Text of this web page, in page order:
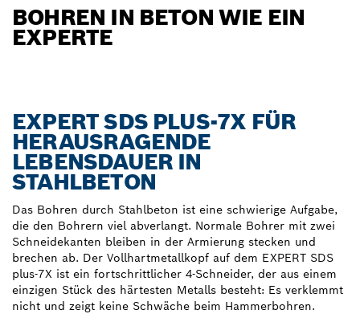
BOHREN IN BETON WIE EIN
EXPERTE
EXPERT SDS PLUS-7X FÜR
HERAUSRAGENDE
LEBENSDAUER IN
STAHLBETON
Das Bohren durch Stahlbeton ist eine schwierige Aufgabe,
die den Bohrern viel abverlangt. Normale Bohrer mit zwei
Schneidekanten bleiben in der Armierung stecken und
brechen ab. Der Vollhartmetallkopf auf dem EXPERT SDS
plus-7X ist ein fortschrittlicher 4-Schneider, der aus einem
einzigen Stück des härtesten Metalls besteht: Es verklemmt
nicht und zeigt keine Schwäche beim Hammerbohren.